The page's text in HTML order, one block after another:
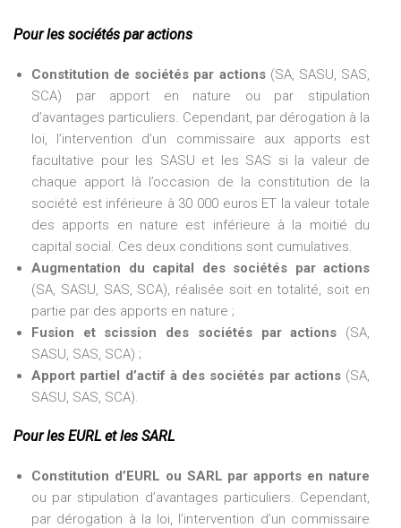
Pour les sociétés par actions
Constitution de sociétés par actions(SA, SASU, SAS,
SCA) par apport en nature ou par stipulation
d’avantages particuliers. Cependant, par dérogation à la
loi, l’intervention d’un commissaire aux apports est
facultative pour les SASU et les SAS si la valeur de
chaque apport là l’occasion de la constitution de la
société est inférieure à 30 000 euros ET la valeur totale
des apports en nature est inférieure à la moitié du
capital social. Ces deux conditions sont cumulatives.
Augmentation du capital des sociétés par actions
(SA, SASU, SAS, SCA), réalisée soit en totalité, soit en
partie par des apports en nature ;
Fusion et scission des sociétés par actions (SA,
SASU, SAS, SCA) ;
Apport partiel d’actif à des sociétés par actions(SA,
SASU, SAS, SCA).
Pour les EURL et les SARL
Constitution d’EURL ou SARL par apports en nature
ou par stipulation d’avantages particuliers. Cependant,
par dérogation à la loi, l’intervention d’un commissaire